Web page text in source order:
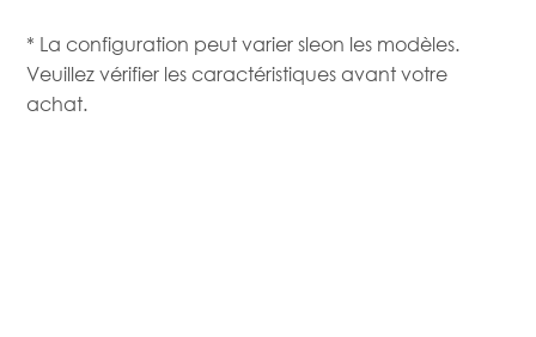
* La configuration peut varier sleon les modèles.
Veuillez vérifier les caractéristiques avant votre
achat.